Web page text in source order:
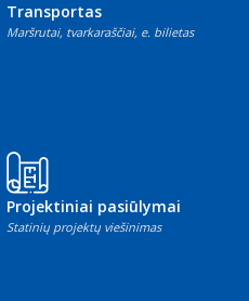
Transportas
Maršrutai, tvarkaraščiai, e. bilietas
Projektiniai pasiūlymai
Statinių projektų viešinimas